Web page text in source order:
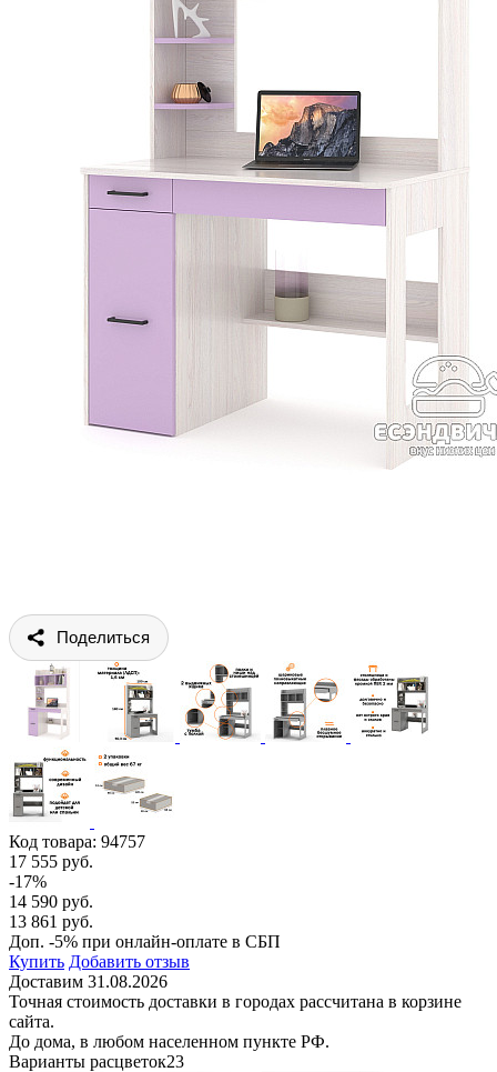
Поделиться
Код товара: 94757
17 555 руб.
-17%
14 590 руб.
13 861 руб.
Доп. -5% при онлайн-оплате в СБП
Купить Добавить отзыв
Доставим 31.08.2026
Точная стоимость доставки в городах рассчитана в корзине
сайта.
До дома, в любом населенном пункте РФ.
Варианты расцветок23